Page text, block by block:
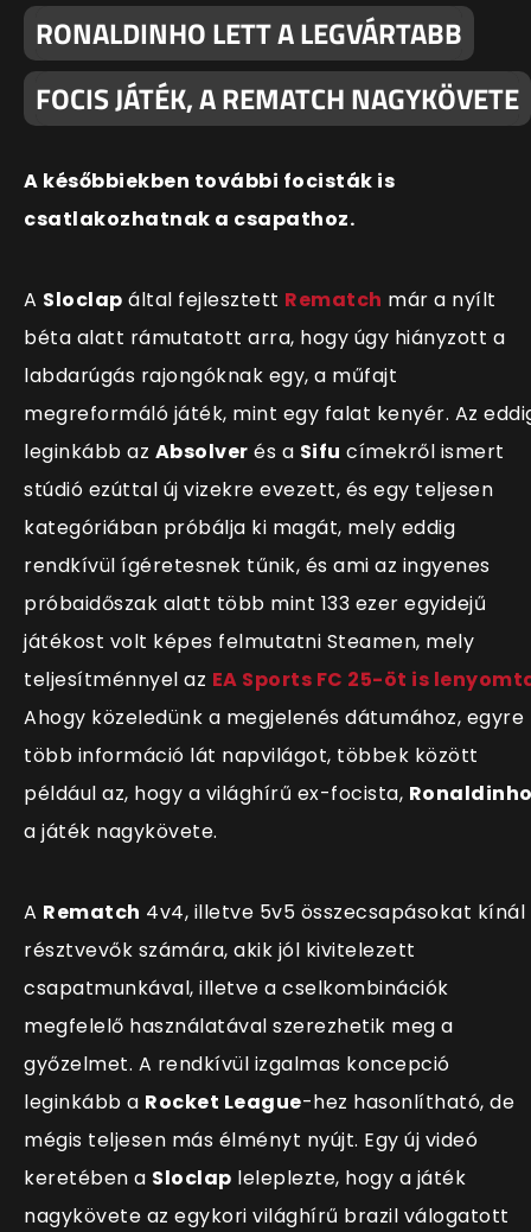
RONALDINHO LETT A LEGVÁRTABB
FOCIS JÁTÉK, A REMATCH NAGYKÖVETE
A későbbiekben további focisták is
csatlakozhatnak a csapathoz.
A Sloclap által fejlesztett Rematch már a nyílt
béta alatt rámutatott arra, hogy úgy hiányzott a
labdarúgás rajongóknak egy, a műfajt
megreformáló játék, mint egy falat kenyér. Az
leginkább az Absolver és a Sifu címekről ismert
stúdió ezúttal új vizekre evezett, és egy teljesen
kategóriában próbálja ki magát, mely eddig
rendkívül ígéretesnek tűnik, és ami az ingyenes
próbaidőszak alatt több mint 133 ezer egyidejű
játékost volt képes felmutatni Steamen, mely
teljesítménnyel az EA Sports FC 25-öt is
Ahogy közeledünk a megjelenés dátumához, egyre
több információ lát napvilágot, többek között
például az, hogy a világhírű ex-focista,
a játék nagykövete.
A Rematch 4v4, illetve 5v5 összecsapásokat kínál
résztvevők számára, akik jól kivitelezett
csapatmunkával, illetve a cselkombinációk
megfelelő használatával szerezhetik meg a
győzelmet. A rendkívül izgalmas koncepció
leginkább a Rocket League-hez hasonlítható, de
mégis teljesen más élményt nyújt. Egy új videó
keretében a Sloclap leleplezte, hogy a játék
nagykövete az egykori világhírű brazil válogatott